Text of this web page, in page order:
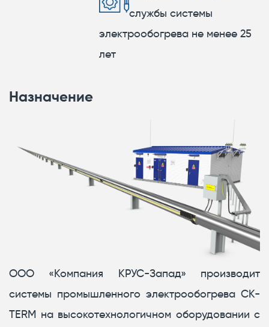
службы системы
электрообогрева не менее 25
лет
Назначение
ООО «Компания КРУС-Запад» производит
системы промышленного электрообогрева CK-
TERM на высокотехнологичном оборудовании с